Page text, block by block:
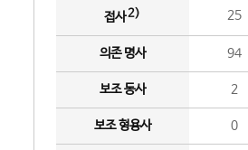
접사2) 25
의존 명사 94
보조 동사 2
보조 형용사 0